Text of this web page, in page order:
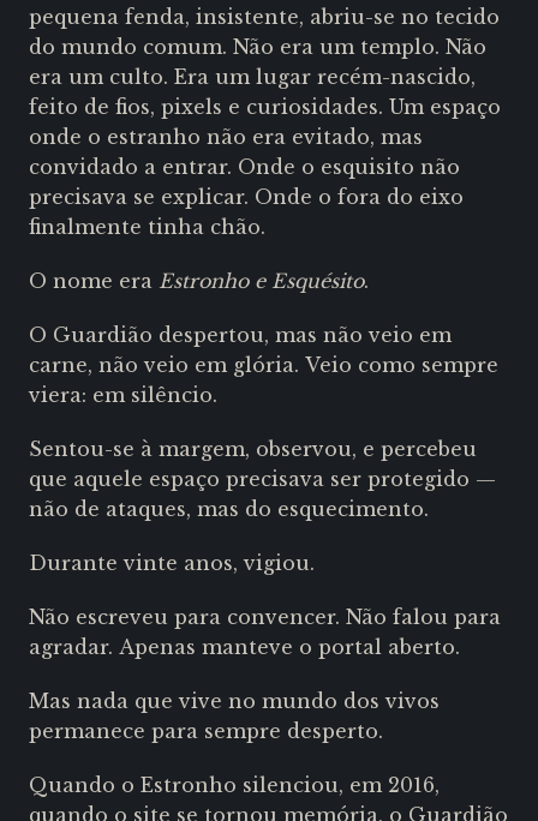
pequena fenda, insistente, abriu-se no tecido
do mundo comum. Não era um templo. Não
era um culto.Era um lugar recém-nascido,
feito de fios, pixels e curiosidades. Um espaço
onde o estranho não era evitado, mas
convidado a entrar. Onde o esquisito não
precisava se explicar. Onde o fora do eixo
finalmente tinha chão.
O nome era Estronho e Esquésito.
O Guardião despertou, mas não veio em
carne, não veio em glória.Veio como sempre
viera: em silêncio.
Sentou-se à margem, observou, e percebeu
que aquele espaço precisava ser protegido —
não de ataques, mas do esquecimento.
Durante vinte anos, vigiou.
Não escreveu para convencer.Não falou para
agradar. Apenas manteve o portal aberto.
Mas nada que vive no mundo dos vivos
permanece para sempre desperto.
Quando o Estronho silenciou, em 2016,
quando o site se tornou memória, o Guardião